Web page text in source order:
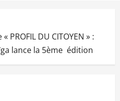
DU CITOYEN » :
lance la 5ème édition